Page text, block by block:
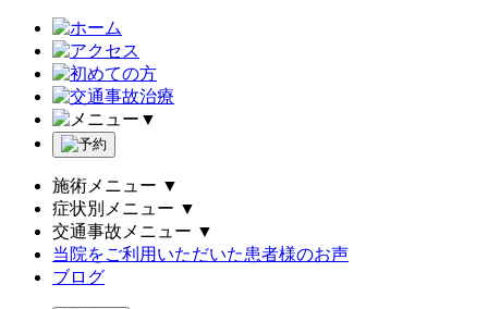
▼
施術メニュー ▼
症状別メニュー ▼
交通事故メニュー ▼
当院をご利用いただいた患者様のお声
ブログ